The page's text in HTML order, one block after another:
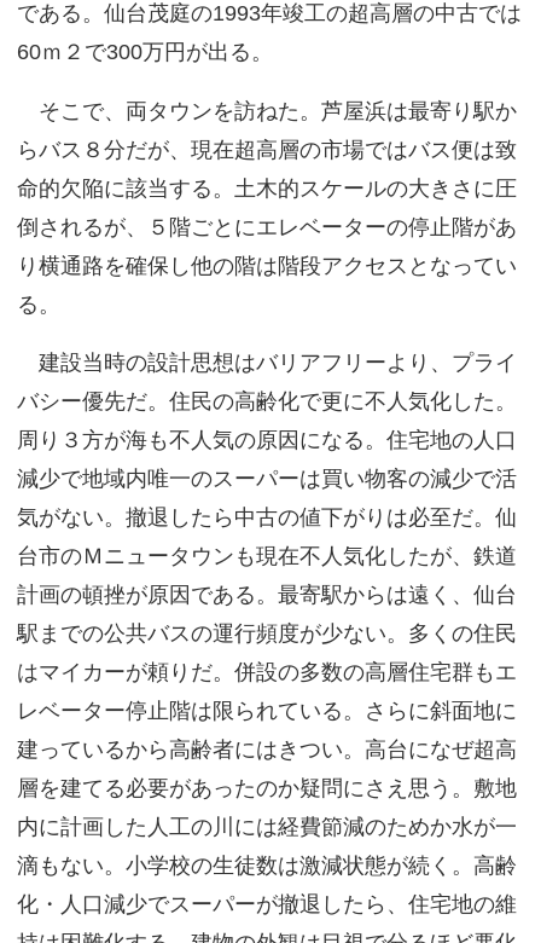
である。仙台茂庭の1993年竣工の超高層の中古では
60ｍ２で300万円が出る。
そこで、両タウンを訪ねた。芦屋浜は最寄り駅か
らバス８分だが、現在超高層の市場ではバス便は致
命的欠陥に該当する。土木的スケールの大きさに圧
倒されるが、５階ごとにエレベーターの停止階があ
り横通路を確保し他の階は階段アクセスとなってい
る。
建設当時の設計思想はバリアフリーより、プライ
バシー優先だ。住民の高齢化で更に不人気化した。
周り３方が海も不人気の原因になる。住宅地の人口
減少で地域内唯一のスーパーは買い物客の減少で活
気がない。撤退したら中古の値下がりは必至だ。仙
台市のＭニュータウンも現在不人気化したが、鉄道
計画の頓挫が原因である。最寄駅からは遠く、仙台
駅までの公共バスの運行頻度が少ない。多くの住民
はマイカーが頼りだ。併設の多数の高層住宅群もエ
レベーター停止階は限られている。さらに斜面地に
建っているから高齢者にはきつい。高台になぜ超高
層を建てる必要があったのか疑問にさえ思う。敷地
内に計画した人工の川には経費節減のためか水が一
滴もない。小学校の生徒数は激減状態が続く。高齢
化・人口減少でスーパーが撤退したら、住宅地の維